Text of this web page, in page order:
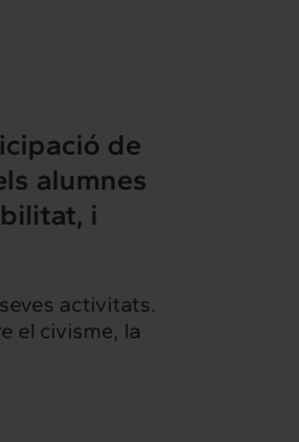
de
alumnes
i
activitats.
el civisme, la